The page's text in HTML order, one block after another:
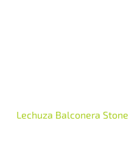
Lechuza Balconera